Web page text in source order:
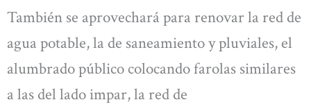
También se aprovechará para renovar la red de
agua potable, la de saneamiento y pluviales, el
alumbrado público colocando farolas similares
a las del lado impar, la red de